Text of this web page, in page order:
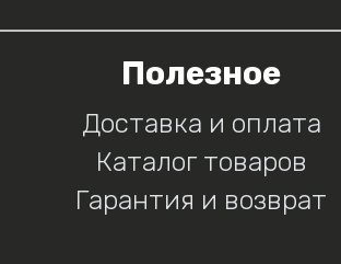
Полезное
Доставка и оплата
Каталог товаров
Гарантия и возврат